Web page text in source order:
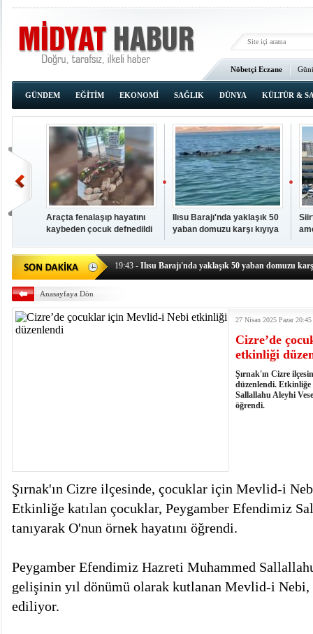
Nöbetçi Eczane
Ana Sayfa
GÜNDEM
EĞİTİM EKONOMİ SAĞLIK DÜNYA KÜLTÜR &
Araçta fenalaşıp hayatını
kaybeden çocuk defnedildi
Ilısu Barajı'nda yaklaşık 50
yaban domuzu karşı kıyıya
- OKUMAK İÇİN TIKLAYIN
19:43 - Ilısu Barajı'nda yaklaşık 50 yaban domuzu
19:42- Hacıoğlu: UMKE ekipleri bilgi, cesaret ve
19:08- HÜDA PAR Şırnak il başkanı Yalçın:
- Öter: Maneviyatı ve ahlaki yapıyı bozan en
- MARSU, Kabala Mahallesi'nin Yaklaşık 40
- VEFAT • Mehmet Ata Baştuğ
- Mardin’de yangına müdahale eden itfaiye
- Başkan Genç, Şırnak'ta dönel kavşak çağrısını
- Bakan Memişoğlu: 500 yataklı hastanemizi
- Bitlis'te bir kişinin hayatını kaybettiği husumet
Anasayfaya Dön
27 Nisan 2025 Pazar 20:45
Cizre’de
etkinliği
Şırnak'ın Cizre
düzenlendi. Etkinliğe
Sallallahu Aleyhi
öğrendi.
Şırnak'ın Cizre ilçesinde, çocuklar için Mevlid-i
Etkinliğe katılan çocuklar, Peygamber Efendimiz
tanıyarak O'nun örnek hayatını öğrendi.
Peygamber Efendimiz Hazreti Muhammed
gelişinin yıl dönümü olarak kutlanan Mevlid-i
ediliyor.